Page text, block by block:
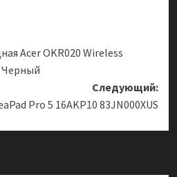
Acer OKR020 Wireless
Черный
Следующий:
Pro 5 16AKP10 83JN000XUS